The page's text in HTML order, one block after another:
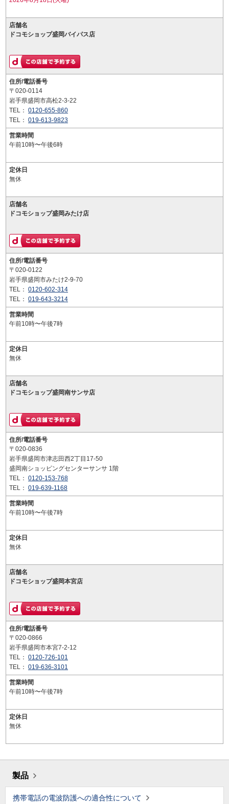
店舗名
ドコモショップ盛岡バイパス店
住所/電話番号
〒020-0114
岩手県盛岡市高松2-3-22
TEL： 0120-655-860
TEL： 019-613-9823
営業時間
午前10時〜午後6時
定休日
無休
店舗名
ドコモショップ盛岡みたけ店
住所/電話番号
〒020-0122
岩手県盛岡市みたけ2-9-70
TEL： 0120-602-314
TEL： 019-643-3214
営業時間
午前10時〜午後7時
定休日
無休
店舗名
ドコモショップ盛岡南サンサ店
住所/電話番号
〒020-0836
岩手県盛岡市津志田西2丁目17-50
盛岡南ショッピングセンターサンサ 1階
TEL： 0120-153-768
TEL： 019-639-1168
営業時間
午前10時〜午後7時
定休日
無休
店舗名
ドコモショップ盛岡本宮店
住所/電話番号
〒020-0866
岩手県盛岡市本宮7-2-12
TEL： 0120-726-101
TEL： 019-636-3101
営業時間
午前10時〜午後7時
定休日
無休
製品
携帯電話の電波防護への適合性について